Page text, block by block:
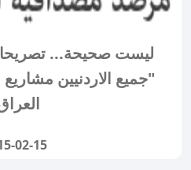
ليست صحيحة...
"جميع الاردنيين
02-15